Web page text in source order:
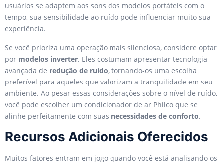
usuários se adaptem aos sons dos modelos portáteis com o
tempo, sua sensibilidade ao ruído pode influenciar muito sua
experiência.
Se você prioriza uma operação mais silenciosa, considere optar
por modelos inverter. Eles costumam apresentar tecnologia
avançada de redução de ruído, tornando-os uma escolha
preferível para aqueles que valorizam a tranquilidade em seu
ambiente. Ao pesar essas considerações sobre o nível de ruído,
você pode escolher um condicionador de ar Philco que se
alinhe perfeitamente com suas necessidades de conforto.
Recursos Adicionais Oferecidos
Muitos fatores entram em jogo quando você está analisando os